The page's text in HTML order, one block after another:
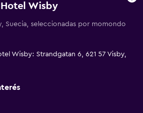
Hotel Wisby
Suecia, seleccionadas por momondo
Wisby: Strandgatan 6, 621 57 Visby,